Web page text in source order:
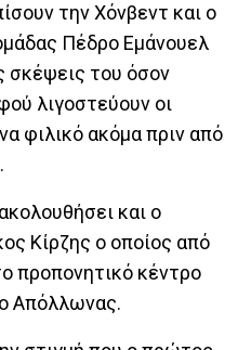
την Χόνβεντ και ο
Πέδρο Εμάνουελ
σκέψεις του όσον
λιγοστεύουν οι
φιλικό ακόμα πριν από
και ο
Κίρζης ο οποίος από
προπονητικό κέντρο
Απόλλωνας.